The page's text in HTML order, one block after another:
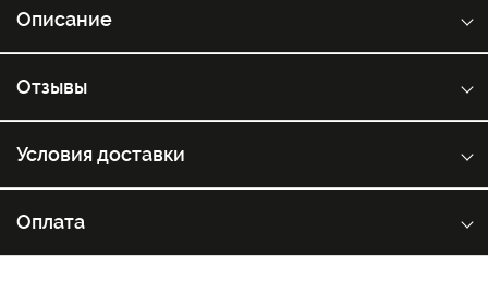
Описание
Отзывы
Условия доставки
Оплата